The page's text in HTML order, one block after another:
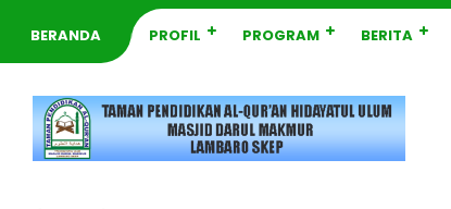
BERANDA PROFIL PROGRAM BERITA